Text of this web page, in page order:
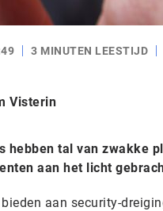
3 MINUTEN LEESTIJD
Visterin
hebben tal van zwakke
aan het licht
aan security-